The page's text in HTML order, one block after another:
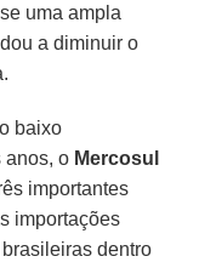
uma ampla
a diminuir o
baixo
anos, o Mercosul
importantes
importações
dentro